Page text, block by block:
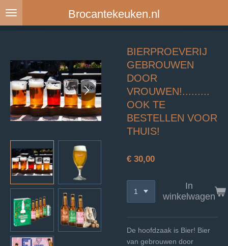
Ga
Brocantekeuken.nl
BIERPROEVERIJ
GEBROUWEN
DOOR
VROUWEN!.........
OOK TE
BESTELLEN VOOR
THUIS!
€ 30,00
In
winkelwagen
De hoofdzaak is Bier! Bier
van gebrouwen door